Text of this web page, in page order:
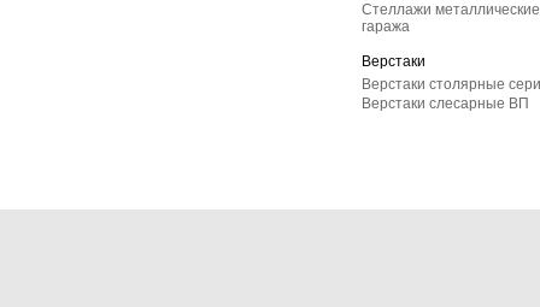
Стеллажи
гаража
Верстаки
Верстаки столярные
Верстаки слесарные ВП